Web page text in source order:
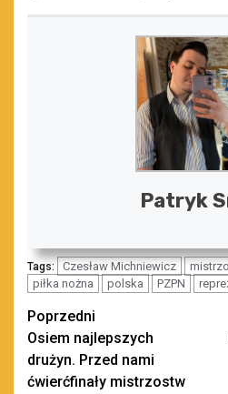
Patryk
Tags: Czesław Michniewicz
piłka nożna
polska PZPN
Zobacz
wpisy
Poprzedni
Osiem najlepszych
drużyn. Przed nami
ćwierćfinały mistrzostw